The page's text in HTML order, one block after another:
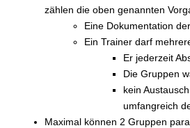
zählen die oben genannten
Eine Dokumentation
Ein Trainer darf
Er jederzeit
Die Gruppen
kein
umfangreich
Maximal können 2 Gruppen